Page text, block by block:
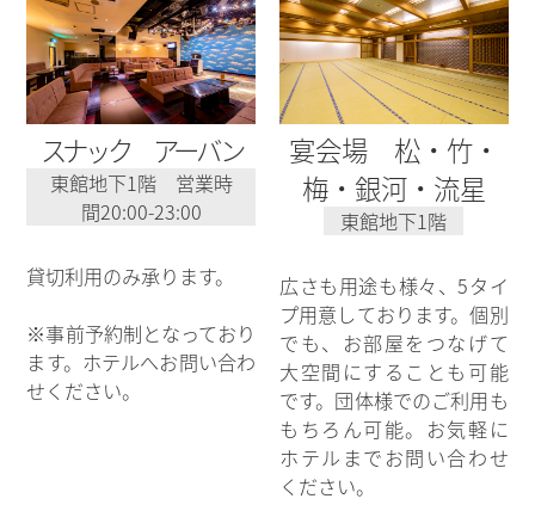
スナック アーバン
東館地下1階 営業時
間20:00-23:00
貸切利用のみ承ります。
※事前予約制となっており
ます。ホテルへお問い合わ
せください。
宴会場 松・竹・
梅・銀河・流星
東館地下1階
広さも用途も様々、5タイ
プ用意しております。個別
でも、お部屋をつなげて
大空間にすることも可能
です。団体様でのご利用も
もちろん可能。お気軽に
ホテルまでお問い合わせ
ください。